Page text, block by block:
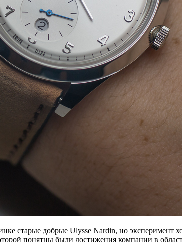
старые добрые Ulysse Nardin, но
понятны были достижения компании в